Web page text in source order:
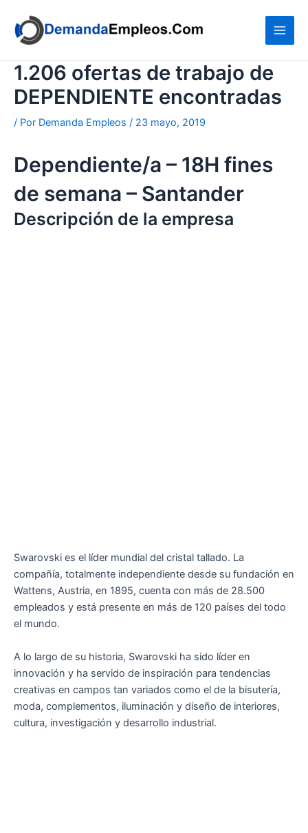
contenido
1.206 ofertas de trabajo de
DEPENDIENTE encontradas
/ Por Demanda Empleos / 23 mayo, 2019
Dependiente/a – 18H fines
de semana – Santander
Descripción de la empresa
Swarovski es el líder mundial del cristal tallado. La
compañía, totalmente independiente desde su fundación en
Wattens, Austria, en 1895, cuenta con más de 28.500
empleados y está presente en más de 120 países del todo
el mundo.
A lo largo de su historia, Swarovski ha sido líder en
innovación y ha servido de inspiración para tendencias
creativas en campos tan variados como el de la bisutería,
moda, complementos, iluminación y diseño de interiores,
cultura, investigación y desarrollo industrial.